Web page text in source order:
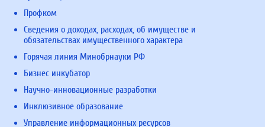
Профком
Сведения о доходах, расходах, об имуществе и
обязательствах имущественного характера
Горячая линия Минобрнауки РФ
Бизнес инкубатор
Научно-инновационные разработки
Инклюзивное образование
Управление информационных ресурсов